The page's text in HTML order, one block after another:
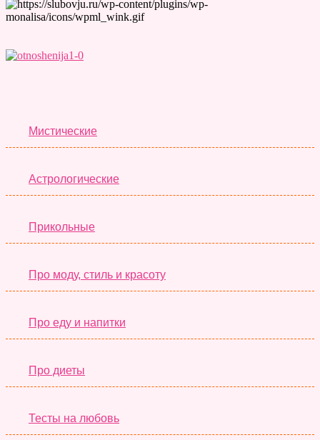
Мистические
Астрологические
Прикольные
Про моду, стиль и красоту
Про еду и напитки
Про диеты
Тесты на любовь